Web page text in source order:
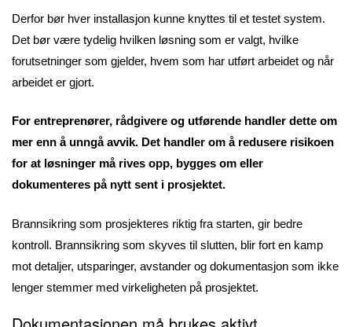
Derfor bør hver installasjon kunne knyttes til et testet system.
Det bør være tydelig hvilken løsning som er valgt, hvilke
forutsetninger som gjelder, hvem som har utført arbeidet og når
arbeidet er gjort.
For entreprenører, rådgivere og utførende handler dette om
mer enn å unngå avvik. Det handler om å redusere risikoen
for at løsninger må rives opp, bygges om eller
dokumenteres på nytt sent i prosjektet.
Brannsikring som prosjekteres riktig fra starten, gir bedre
kontroll. Brannsikring som skyves til slutten, blir fort en kamp
mot detaljer, utsparinger, avstander og dokumentasjon som ikke
lenger stemmer med virkeligheten på prosjektet.